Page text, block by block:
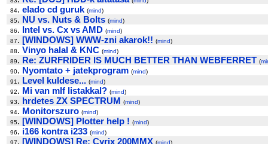
84. elado cd guruk (mind)
85. NU vs. Nuts & Bolts (mind)
86. Intel vs. Cx vs AMD (mind)
87. [WINDOWS] WWW-zni akarok!! (mind)
88. Vinyo halal & KNC (mind)
89. Re: ZURFRIDER IS MUCH BETTER THAN WEBFERRET (
90. Nyomtato + jatekprogram (mind)
91 . Level kuldese... (mind)
92. Mi van mlf listakkal? (mind)
93. hrdetes ZX SPECTRUM (mind)
94. Monitorszuro (mind)
95. [WINDOWS] Plotter help ! (mind)
96. i166 kontra i233 (mind)
97. [WINDOWS] Re: Cyrix 200MMX (mind)